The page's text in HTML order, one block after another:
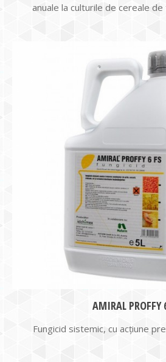
anuale la culturile de cereale
AMIRAL PROFFY
Fungicid sistemic, cu acţiune